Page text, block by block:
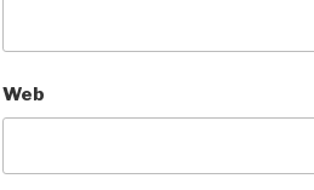
Web